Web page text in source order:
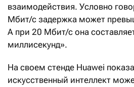
взаимодействия. Условно
Мбит/с задержка может
А при 20 Мбит/с она
миллисекунд».
На своем стенде Huawei
искусственный интеллект